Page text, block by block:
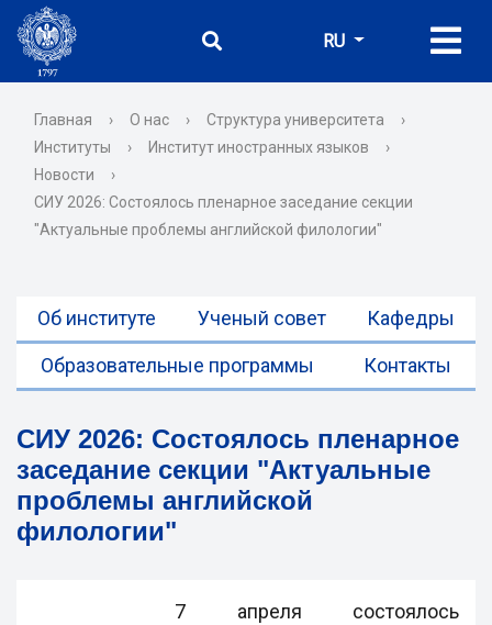
RU
Главная › О нас › Структура университета
›
Институты
› Институт иностранных языков
›
Новости
›
СИУ 2026: Состоялось пленарное заседание секции
"Актуальные проблемы английской филологии"
Об институте Ученый совет Кафедры
Образовательные программы Контакты
СИУ 2026: Состоялось пленарное
заседание секции "Актуальные
проблемы английской
филологии"
7 апреля состоялось